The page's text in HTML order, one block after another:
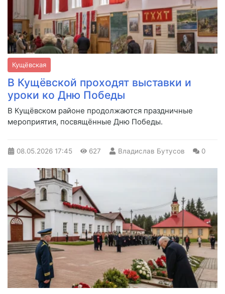
Кущёвская
В Кущёвской проходят выставки и
уроки ко Дню Победы
В Кущёвском районе продолжаются праздничные
мероприятия, посвящённые Дню Победы.
08.05.2026 17:45 627 Владислав Бутусов 0